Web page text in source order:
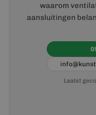
waarom
aansluitingen
Laatst